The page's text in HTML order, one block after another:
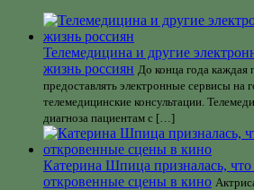
Телемедицина и другие
жизнь россиян До конца года каждая
предоставлять электронные сервисы на
телемедицинские консультации.
диагноза пациентам с […]
Катерина Шпица призналась, что
откровенные сцены в кино